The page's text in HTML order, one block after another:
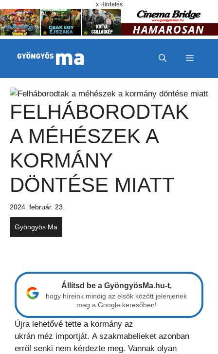
x Hirdetés
MENÜ
FELHÁBORODTAK
A MÉHÉSZEK A
KORMÁNY
DÖNTÉSE MIATT
2024. február. 23.
Gyöngyös Ma
Állítsd be a GyöngyösMa.hu-t,
hogy híreink mindig az elsők között jelenjenek
meg a Google keresőben!
Újra lehetővé tette a kormány az
ukrán méz importját. A szakmabelieket azonban
erről senki nem kérdezte meg. Vannak olyan